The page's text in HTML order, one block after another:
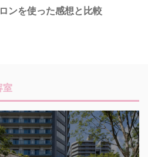
ンを使った感想と比較
室